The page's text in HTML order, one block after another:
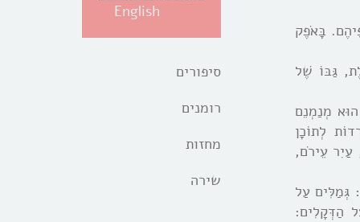
בָּאֹפֶק
גַּבּוֹ שֶׁל
מְנַמְנֵם
לְתוֹכָן
עֵירֹם,
גְּמַלִּים עַל
הַדְּקָלִים:
English
סיפורים
רומנים
מחזות
שירה